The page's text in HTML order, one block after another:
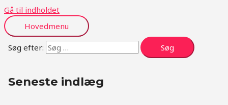
Gå til indholdet
Hovedmenu
Søg efter:
Seneste indlæg